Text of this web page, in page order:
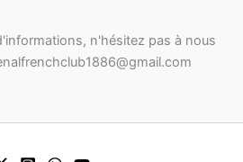
n'hésitez pas à nous